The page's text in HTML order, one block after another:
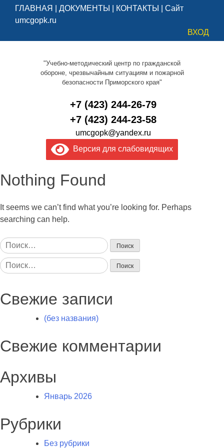
ГЛАВНАЯ ДОКУМЕНТЫ КОНТАКТЫ
Сайт
umcgopk.ru
ВХОД
"Учебно-методический центр по гражданской
обороне, чрезвычайным ситуациям и пожарной
безопасности Приморского края"
+7 (423) 244-26-79
+7 (423) 244-23-58
umcgopk@yandex.ru
Версия для слабовидящих
Nothing Found
It seems we can’t find what you’re looking for. Perhaps
searching can help.
Найти:
Найти:
Свежие записи
(без названия)
Свежие комментарии
Архивы
Январь 2026
Рубрики
Без рубрики